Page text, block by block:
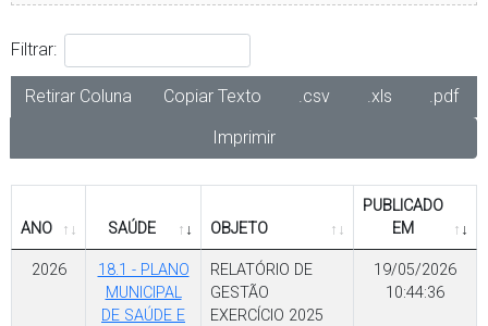
Filtrar:
Retirar Coluna Copiar Texto .csv .xls
.pdf
Imprimir
ANO SAÚDE OBJETO
PUBLICADO
EM
2026
18.1 - PLANO
MUNICIPAL
DE SAÚDE E
RELATÓRIO DE
GESTÃO
EXERCÍCIO 2025
19/05/2026
10:44:36